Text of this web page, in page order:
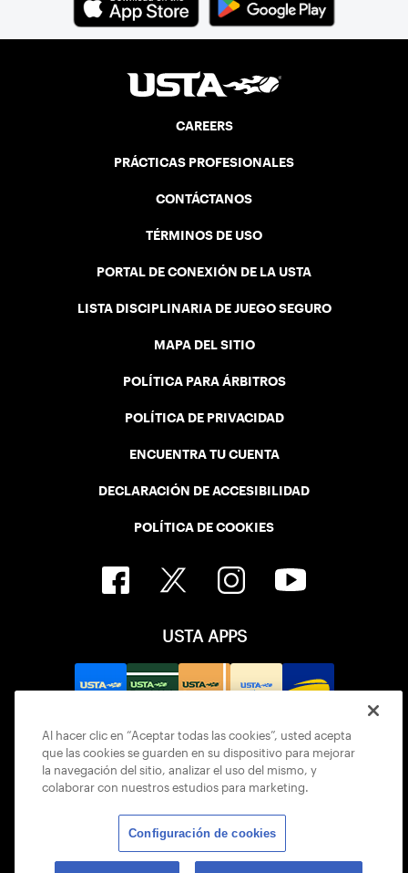
CAREERS
PRÁCTICAS PROFESIONALES
CONTÁCTANOS
TÉRMINOS DE USO
PORTAL DE CONEXIÓN DE LA USTA
LISTA DISCIPLINARIA DE JUEGO SEGURO
MAPA DEL SITIO
POLÍTICA PARA ÁRBITROS
POLÍTICA DE PRIVACIDAD
ENCUENTRA TU CUENTA
DECLARACIÓN DE ACCESIBILIDAD
POLÍTICA DE COOKIES
USTA APPS
© 2026 USTA ALL RIGHTS RESERVED
Al hacer clic en “Aceptar todas las cookies”, usted acepta
que las cookies se guarden en su dispositivo para mejorar
la navegación del sitio, analizar el uso del mismo, y
colaborar con nuestros estudios para marketing.
Configuración de cookies